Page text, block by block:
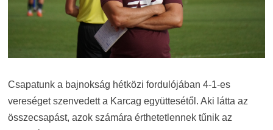
Csapatunk a bajnokság hétközi fordulójában 4-1-es
vereséget szenvedett a Karcag együttesétől. Aki látta az
összecsapást, azok számára érthetetlennek tűnik az